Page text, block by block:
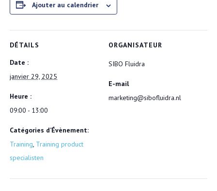
Ajouter au calendrier
DÉTAILS
Date :
janvier 29, 2025
Heure :
09:00 - 13:00
Catégories d’Évènement:
Training, Training product
specialisten
ORGANISATEUR
SIBO Fluidra
E-mail
marketing@sibofluidra.nl